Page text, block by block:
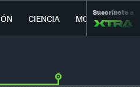
CIENCIA MOVILIDAD
Suscríbete a